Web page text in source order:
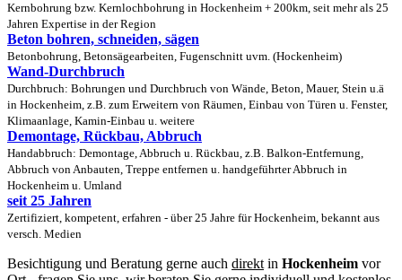
Kernbohrung bzw. Kernlochbohrung in Hockenheim + 200km, seit mehr als 25
Jahren Expertise in der Region
Beton bohren, schneiden, sägen
Betonbohrung, Betonsägearbeiten, Fugenschnitt uvm. (Hockenheim)
Wand-Durchbruch
Durchbruch: Bohrungen und Durchbruch von Wände, Beton, Mauer, Stein u.ä
in Hockenheim, z.B. zum Erweitern von Räumen, Einbau von Türen u. Fenster,
Klimaanlage, Kamin-Einbau u. weitere
Demontage, Rückbau, Abbruch
Handabbruch: Demontage, Abbruch u. Rückbau, z.B. Balkon-Entfernung,
Abbruch von Anbauten, Treppe entfernen u. handgeführter Abbruch in
Hockenheim u. Umland
seit 25 Jahren
Zertifiziert, kompetent, erfahren - über 25 Jahre für Hockenheim, bekannt aus
versch. Medien
Besichtigung und Beratung gerne auch direkt in Hockenheim vor